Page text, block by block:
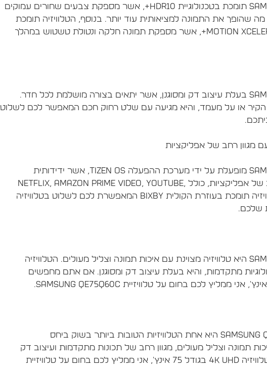
טלוויזיית Samsung QE75Q60C תומכת בטכנולוגיית HDR10+, אשר מספקת צבעים שחורים עמוקים
מה שהופך את התמונה למציאותית עוד יותר. בנוסף, הטלוויזיה תומכת
בטכנולוגיית Motion Xcelerator Turbo+, אשר מספקת תמונה חלקה ונטולת טשטוש במהלך
טלוויזיית Samsung QE75Q60C בעלת עיצוב דק ומסוגנן, אשר יתאים בצורה מושלמת לכל חדר.
הקיר או על מעמד, והיא מגיעה עם שלט רחוק חכם המאפשר לכם לשלוט
טלוויזיית Samsung QE75Q60C מופעלת על ידי מערכת ההפעלה Tizen OS, אשר ידידותית
למשתמש ומציעה מגוון רחב של אפליקציות, כולל Netflix, Amazon Prime Video, YouTube,
Disney+ ועוד. בנוסף, הטלוויזיה תומכת בעוזרת הקולית Bixby המאפשרת לכם לשלוט בטלוויזיה
טלוויזיית Samsung QE75Q60C היא טלוויזיה מצוינת עם איכות תמונה וצליל מעולים. הטלוויזיה
מתקדמות, והיא בעלת עיצוב דק ומסוגנן. אם אתם מחפשים
לדעתי, טלוויזיית Samsung QE75Q60C היא אחת הטלוויזיות הטובות ביותר בשוק ביחס
תמונה וצליל מעולים, מגוון רחב של תכונות מתקדמות ועיצוב דק
ומסוגנן. אם אתם מחפשים טלוויזיה 4K UHD בגודל 75 אינץ', אני ממליץ לכם בחום על טלוויזיית